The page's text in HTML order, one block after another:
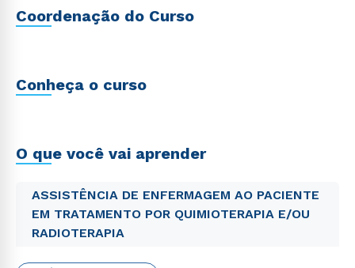
Coordenação do Curso
Conheça o curso
O que você vai aprender
ASSISTÊNCIA DE ENFERMAGEM AO PACIENTE
EM TRATAMENTO POR QUIMIOTERAPIA E/OU
RADIOTERAPIA